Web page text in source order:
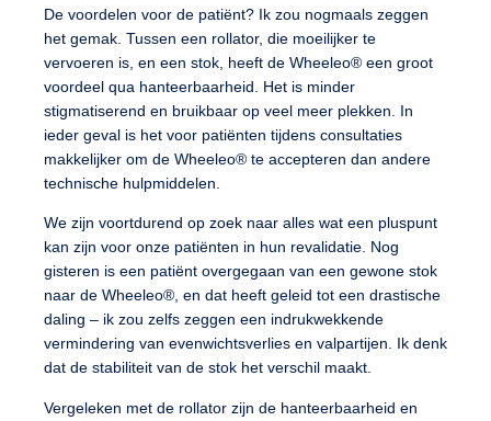
De voordelen voor de patiënt? Ik zou nogmaals zeggen
het gemak. Tussen een rollator, die moeilijker te
vervoeren is, en een stok, heeft de Wheeleo® een groot
voordeel qua hanteerbaarheid . Het is minder
stigmatiserend en bruikbaar op veel meer plekken. In
ieder geval is het voor patiënten tijdens consultaties
makkelijker om de Wheeleo® te accepteren dan andere
technische hulpmiddelen.
We zijn voortdurend op zoek naar alles wat een pluspunt
kan zijn voor onze patiënten in hun revalidatie. Nog
gisteren is een patiënt overgegaan van een gewone stok
naar de Wheeleo®, en dat heeft geleid tot een drastische
daling – ik zou zelfs zeggen een indrukwekkende
vermindering van evenwichtsverlies en valpartijen . Ik denk
dat de stabiliteit van de stok het verschil maakt.
Vergeleken met de rollator zijn de hanteerbaarheid en